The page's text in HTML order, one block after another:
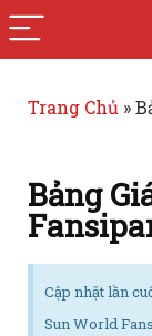
Trang Chủ »
Bảng
Cập nhật lần
Sun World